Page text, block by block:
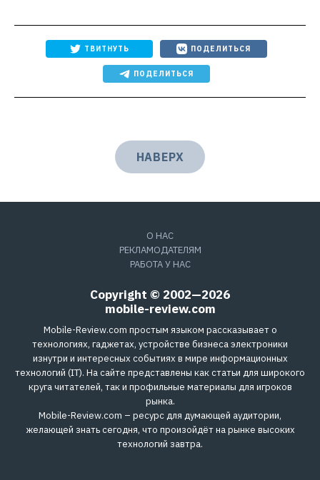
ТВИТНУТЬ ПОДЕЛИТЬСЯ
ПОДЕЛИТЬСЯ
НАВЕРХ
О НАС
РЕКЛАМОДАТЕЛЯМ
РАБОТА У НАС
Copyright © 2002—2026
mobile-review.com
Mobile-Review.com простым языком рассказывает о
технологиях, гаджетах, устройстве бизнеса электроники
изнутри и интересных событиях в мире информационных
технологий (IT). На сайте представлены как статьи для широкого
круга читателей, так и профильные материалы для игроков
рынка.
Mobile-Review.com – ресурс для думающей аудитории,
желающей знать сегодня, что произойдёт на рынке высоких
технологий завтра.